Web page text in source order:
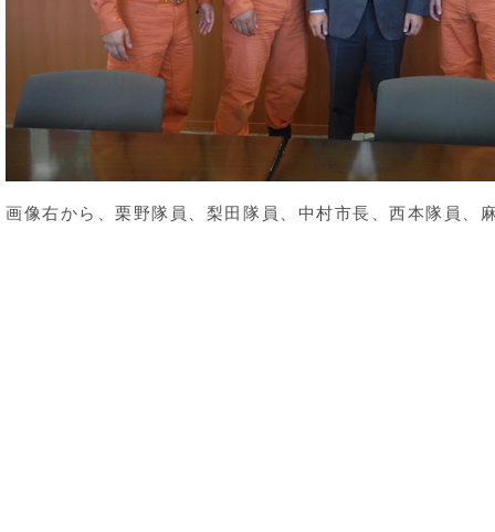
画像右から、栗野隊員、梨田隊員、中村市長、西本隊員、